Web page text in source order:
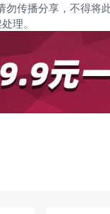
传播分享，不得
理。